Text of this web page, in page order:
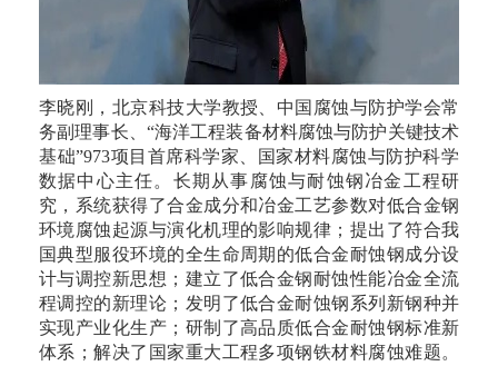
李晓刚，北京科技大学教授、中国腐蚀与防护学会常
务副理事长、“海洋工程装备材料腐蚀与防护关键技术
基础”973项目首席科学家、国家材料腐蚀与防护科学
数据中心主任。长期从事腐蚀与耐蚀钢冶金工程研
究，系统获得了合金成分和冶金工艺参数对低合金钢
环境腐蚀起源与演化机理的影响规律；提出了符合我
国典型服役环境的全生命周期的低合金耐蚀钢成分设
计与调控新思想；建立了低合金钢耐蚀性能冶金全流
程调控的新理论；发明了低合金耐蚀钢系列新钢种并
实现产业化生产；研制了高品质低合金耐蚀钢标准新
体系；解决了国家重大工程多项钢铁材料腐蚀难题。